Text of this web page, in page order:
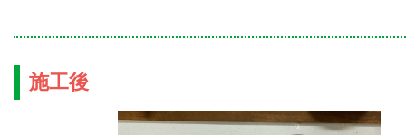
施工後